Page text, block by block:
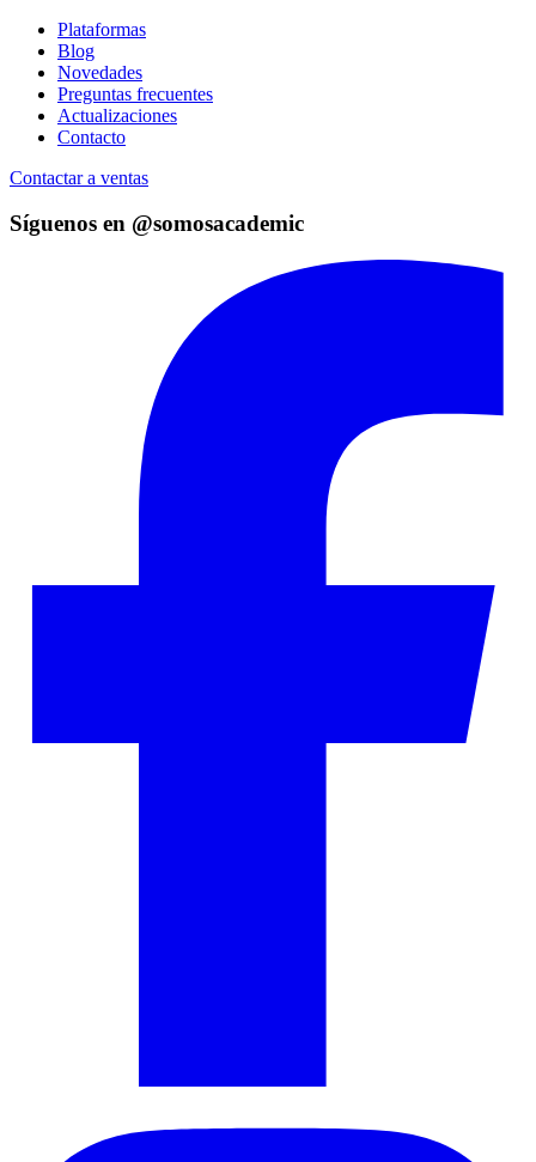
Plataformas
Blog
Novedades
Preguntas frecuentes
Actualizaciones
Contacto
Contactar a ventas
Síguenos en @somosacademic